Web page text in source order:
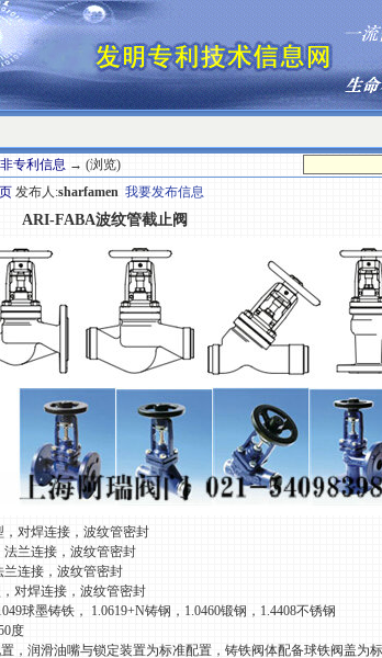
非专利信息 → (浏览)
发布人:sharfamen 我要发布信息
ARI-FABA波纹管截止阀
对焊连接，波纹管密封
法兰连接，波纹管密封
兰连接，波纹管密封
对焊连接，波纹管密封
球墨铸铁， 1.0619+N铸钢，1.0460锻钢，1.4408不锈钢
度
，润滑油嘴与锁定装置为标准配置，铸铁阀体配备球铁阀盖为